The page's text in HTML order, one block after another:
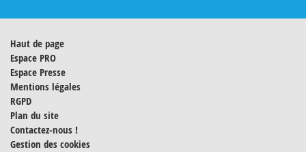
Haut de page
Espace PRO
Espace Presse
Mentions légales
RGPD
Plan du site
Contactez-nous !
Gestion des cookies